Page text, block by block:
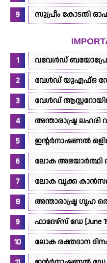
സുപ്രീം കോടതി
വവേൾഡ്
വേൾഡ് യു‌എഫ്‌ഒ ഡേ
വേൾഡ് ആസ്റ്ററോയിഡ്
അന്താരാഷ്ട്ര ലഹരി
ഇന്റർനാഷണൽ
ലോക അഭയാർത്ഥി
ലോക വൃക്ക കാൻസർ
അന്താരാഷ്ട്ര ഗൃഹ
ഫാദേഴ്സ് ഡേ [June
ലോക രക്തദാന ദിനം